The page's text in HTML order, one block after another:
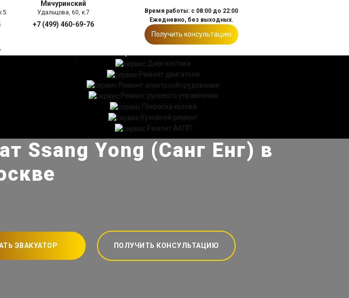
Мичуринский
Удальцова, 60, к.7
+7 (499) 460-69-76
Время работы: с 08:00 до 22:00
Ежедневно, без выходных.
Получить консультацию
ЛИСТ
Диагностика
Ремонт двигателя
Ремонт электрооборудования
Ремонт рулевого управления
Покраска кузова
Кузовной ремонт
Ремонт АКПП
Ssang Yong (Санг Енг) в
ЭВАКУАТОР ПОЛУЧИТЬ КОНСУЛЬТАЦИЮ